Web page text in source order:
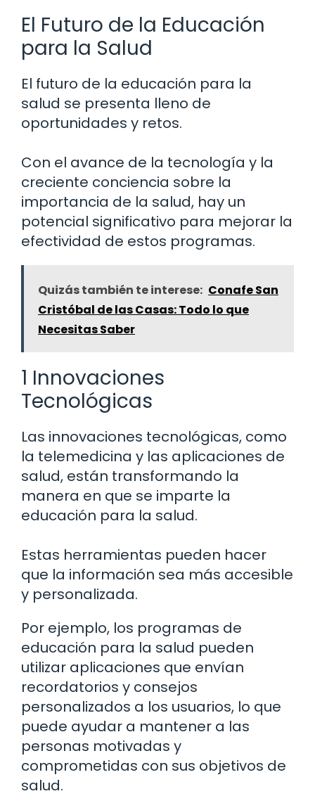
El Futuro de la Educación
para la Salud
El futuro de la educación para la
salud se presenta lleno de
oportunidades y retos.
Con el avance de la tecnología y la
creciente conciencia sobre la
importancia de la salud, hay un
potencial significativo para mejorar la
efectividad de estos programas.
Quizás también te interese: Conafe San
Cristóbal de las Casas: Todo lo que
Necesitas Saber
1 Innovaciones
Tecnológicas
Las innovaciones tecnológicas, como
la telemedicina y las aplicaciones de
salud, están transformando la
manera en que se imparte la
educación para la salud.
Estas herramientas pueden hacer
que la información sea más accesible
y personalizada.
Por ejemplo, los programas de
educación para la salud pueden
utilizar aplicaciones que envían
recordatorios y consejos
personalizados a los usuarios, lo que
puede ayudar a mantener a las
personas motivadas y
comprometidas con sus objetivos de
salud.